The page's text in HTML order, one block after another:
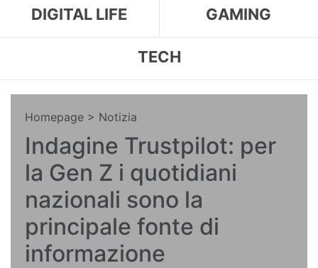
DIGITAL LIFE GAMING
TECH
Homepage > Notizia
Indagine Trustpilot: per
la Gen Z i quotidiani
nazionali sono la
principale fonte di
informazione